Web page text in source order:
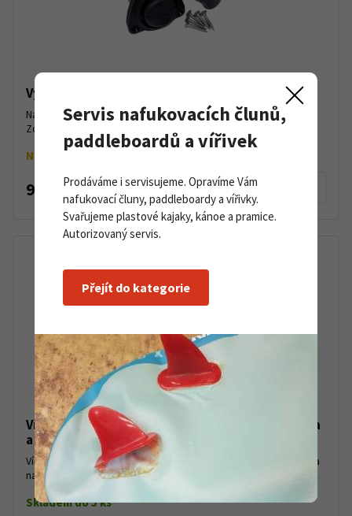
Výpustný ventil pro nafukovací čluny Zodiac
Náhradní výpustný ventil do zrcadla pro nafukovací čluny
Zodiac....
Na objednávku
900 Kč Detail produktu
Víčko ventilu pro nafukovací čluny Zodiac Futura
a Cadet
Víčko ventilu pro nafukovací čluny Zodiac Futura od roku 2003 a
nafukovací čluny Zodiac Cadet....
Skladem do 5 ks
Servis nafukovacích člunů,
paddleboardů a vířivek
Prodáváme i servisujeme. Opravíme Vám
nafukovací čluny, paddleboardy a vířivky.
Svařujeme plastové kajaky, kánoe a pramice.
Autorizovaný servis.
Přejít do kategorie